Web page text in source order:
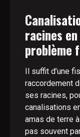
racines
problème
Il suffit d’une
raccordement
ses racines,
canalisations
amas de terre
pas souvent